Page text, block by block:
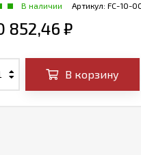
Артикул: FC-10-
В наличии
852,46 ₽
В корзину